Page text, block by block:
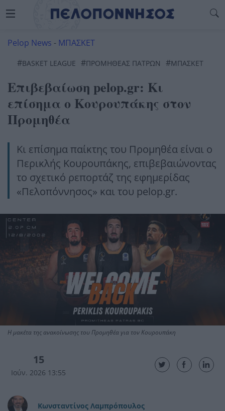
Pelop News - ΜΠΑΣΚΕΤ
#BASKET LEAGUE #ΠΡΟΜΗΘΈΑΣ ΠΑΤΡΏΝ #ΜΠΆΣΚΕΤ
Επιβεβαίωση pelop.gr: Κι
επίσημα ο Κουρουπάκης στον
Προμηθέα
Κι επίσημα παίκτης του Προμηθέα είναι ο
Περικλής Κουρουπάκης, επιβεβαιώνοντας
το σχετικό ρεπορτάζ της εφημερίδας
«Πελοπόννησος» και του pelop.gr.
Η μακέτα της ανακοίνωσης του Προμηθέα για τον Κουρουπάκη
15
Ιούν. 2026 13:55
Κωνσταντίνος Λαμπρόπουλος